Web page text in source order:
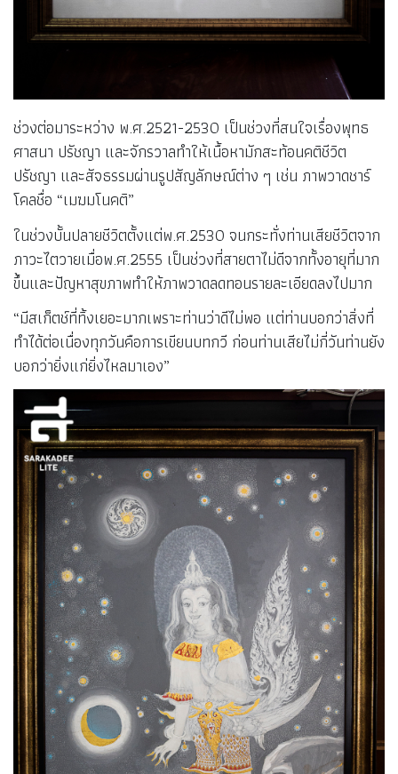
ช่วงต่อมาระหว่าง พ.ศ.2521-2530 เป็นช่วงที่สนใจเรื่องพุทธ
ศาสนา ปรัชญา และจักรวาลทำให้เนื้อหามักสะท้อนคติชีวิต
ปรัชญา และสัจธรรมผ่านรูปสัญลักษณ์ต่าง ๆ เช่น ภาพวาดชาร์
โคลชื่อ “เมฆมโนคติ”
ในช่วงบั้นปลายชีวิตตั้งแต่พ.ศ.2530 จนกระทั่งท่านเสียชีวิตจาก
ภาวะไตวายเมื่อพ.ศ.2555 เป็นช่วงที่สายตาไม่ดีจากทั้งอายุที่มาก
ขึ้นและปัญหาสุขภาพทำให้ภาพวาดลดทอนรายละเอียดลงไปมาก
“มีสเก็ตช์ที่ทิ้งเยอะมากเพราะท่านว่าดีไม่พอ แต่ท่านบอกว่าสิ่งที่
ทำได้ต่อเนื่องทุกวันคือการเขียนบทกวี ก่อนท่านเสียไม่กี่วันท่านยัง
บอกว่ายิ่งแก่ยิ่งไหลมาเอง”